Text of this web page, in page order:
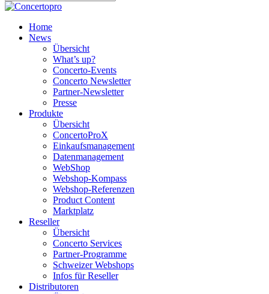
Home
News
Übersicht
What’s up?
Concerto-Events
Concerto Newsletter
Partner-Newsletter
Presse
Produkte
Übersicht
ConcertoProX
Einkaufsmanagement
Datenmanagement
WebShop
Webshop-Kompass
Webshop-Referenzen
Product Content
Marktplatz
Reseller
Übersicht
Concerto Services
Partner-Programme
Schweizer Webshops
Infos für Reseller
Distributoren